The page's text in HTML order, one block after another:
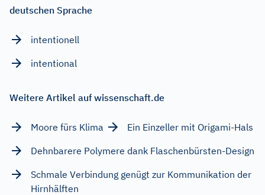
deutschen Sprache
intentionell
intentional
Weitere Artikel auf wissenschaft.de
Moore fürs Klima
Ein Einzeller mit Origami-Hals
Dehnbarere Polymere dank Flaschenbürsten-Design
Schmale Verbindung genügt zur Kommunikation der
Hirnhälften